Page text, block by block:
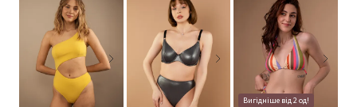
Вигідніше від 2 од!